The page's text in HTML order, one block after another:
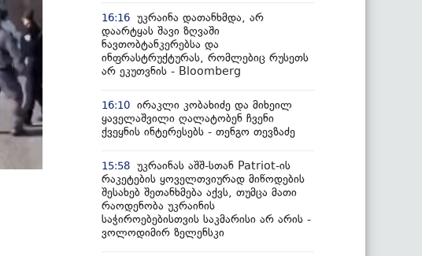
16:16 უკრაინა დათანხმდა, არ
დაარტყას შავი ზღვაში
ნავთობტანკერებსა და
ინფრასტრუქტურას, რომლებიც რუსეთს
არ ეკუთვნის - Bloomberg
16:10 ირაკლი კობახიძე და მიხეილ
ყაველაშვილი ღალატობენ ჩვენი
ქვეყნის ინტერესებს - თენგო თევზაძე
15:58 უკრაინას აშშ-სთან Patriot-ის
რაკეტების ყოველთვიურად მიწოდების
შესახებ შეთანხმება აქვს, თუმცა მათი
რაოდენობა უკრაინის
საჭიროებებისთვის საკმარისი არ არის -
ვოლოდიმირ ზელენსკი